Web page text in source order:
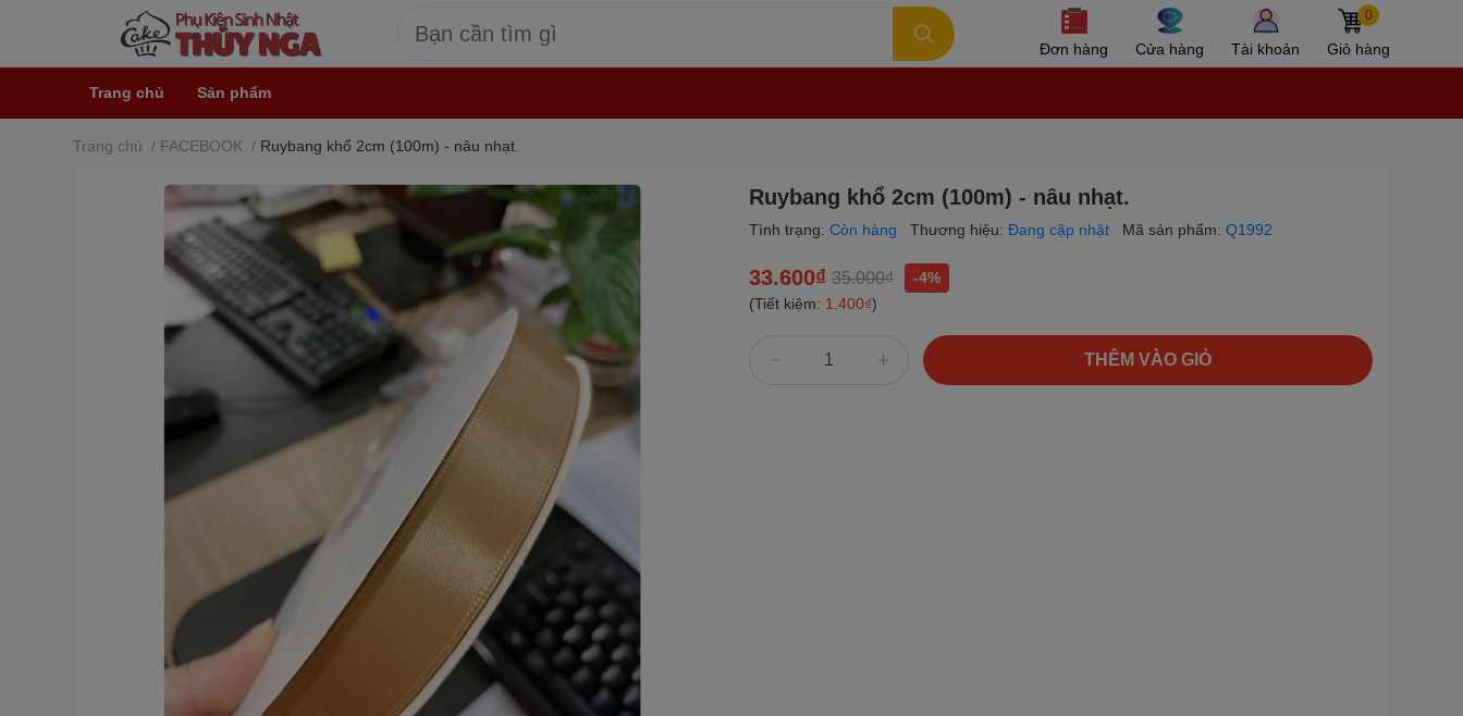
Đơn hàng Cửa hàng Tài khoản
0
Giỏ hàng
Trang chủ Sản phẩm
Trang chủ / FACEBOOK / Ruybang khổ 2cm (100m) - nâu nhạt.
Ruybang khổ 2cm (100m) - nâu nhạt.
Tình trạng: Còn hàng Thương hiệu: Đang cập nhật Mã sản phẩm: Q1992
33.600₫ 35.000₫
-4%
(Tiết kiệm: 1.400₫)
THÊM VÀO GIỎ